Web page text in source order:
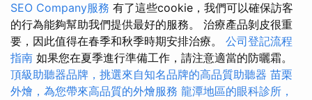
SEO Company服務 有了這些cookie，我們可以確保訪客
的行為能夠幫助我們提供最好的服務。 治療產品剝皮很重
要，因此值得在春季和秋季時期安排治療。 公司登記流程
指南 如果您在夏季進行準備工作，請注意適當的防曬霜。
頂級助聽器品牌，挑選來自知名品牌的高品質助聽器 苗栗
外燴，為您帶來高品質的外燴服務 龍潭地區的眼科診所，